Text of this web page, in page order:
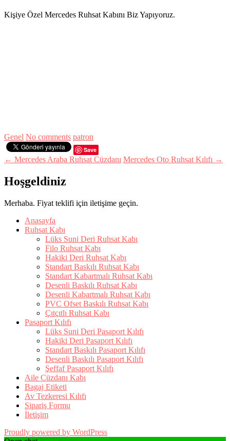
Kişiye Özel Mercedes Ruhsat Kabını Biz Yapıyoruz.
Genel No comments patron
Save
← Mercedes Araba Ruhsat Cüzdanı Mercedes Oto Ruhsat Kılıfı →
Hoşgeldiniz
Merhaba. Fiyat teklifi için iletişime geçin.
Anasayfa
Ruhsat Kabı
Lüks Suni Deri Ruhsat Kabı
Filo Ruhsat Kabı
Hakiki Deri Ruhsat Kabı
Standart Baskılı Ruhsat Kabı
Standart Kabartmalı Ruhsat Kabı
Desenli Baskılı Ruhsat Kabı
Desenli Kabartmalı Ruhsat Kabı
PVC Ofset Baskılı Ruhsat Kabı
Çıtçıtlı Ruhsat Kabı
Pasaport Kılıfı
Lüks Suni Deri Pasaport Kılıfı
Hakiki Deri Pasaport Kılıfı
Standart Baskılı Pasaport Kılıfı
Desenli Baskılı Pasaport Kılıfı
Şeffaf Pasaport Kılıfı
Aile Cüzdanı Kabı
Bagaj Etiketi
Av Tezkeresi Kılıfı
Sipariş Formu
İletişim
Proudly powered by WordPress